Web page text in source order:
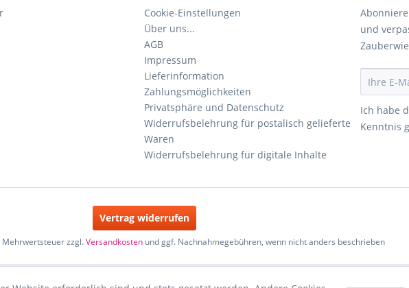
Cookie-Einstellungen
Über uns...
AGB
Impressum
Lieferinformation
Zahlungsmöglichkeiten
Privatsphäre und Datenschutz
Widerrufsbelehrung für postalisch gelieferte
Waren
Widerrufsbelehrung für digitale Inhalte
und
Ich habe
Kenntnis
Vertrag widerrufen
zzgl.Versandkostenund ggf. Nachnahmegebühren, wenn nicht anders beschrieben